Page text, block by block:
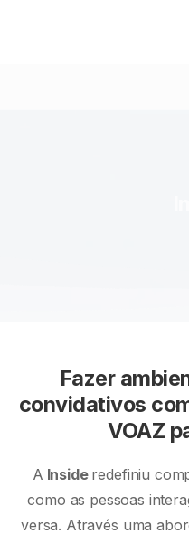
Fazer
convidativos
VOAZ
A Inside redefiniu
como as pessoas
versa. Através uma